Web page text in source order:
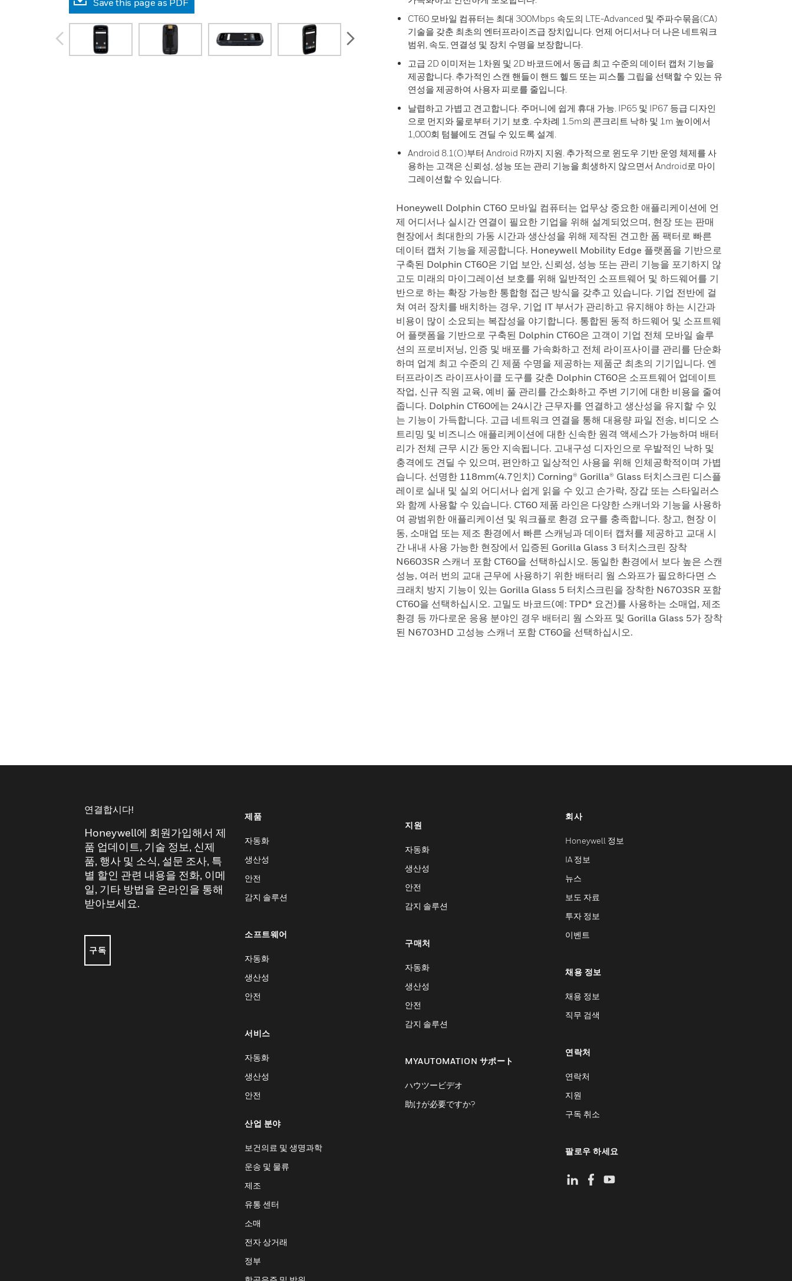
Save this page as PDF
CT60 모바일 컴퓨터는 최대 300Mbps 속도의 LTE-Advanced 및 주파수묶음(CA)
기술을 갖춘 최초의 엔터프라이즈급 장치입니다. 언제 어디서나 더 나은 네트워크
범위, 속도, 연결성 및 장치 수명을 보장합니다.
고급 2D 이미저는 1차원 및 2D 바코드에서 동급 최고 수준의 데이터 캡처 기능을
제공합니다. 추가적인 스캔 핸들이 핸드 헬드 또는 피스톨 그립을 선택할 수 있는 유
연성을 제공하여 사용자 피로를 줄입니다.
날렵하고 가볍고 견고합니다. 주머니에 쉽게 휴대 가능. IP65 및 IP67 등급 디자인
으로 먼지와 물로부터 기기 보호. 수차례 1.5m의 콘크리트 낙하 및 1m 높이에서
1,000회 텀블에도 견딜 수 있도록 설계.
Android 8.1(O)부터 Android R까지 지원. 추가적으로 윈도우 기반 운영 체제를 사
용하는 고객은 신뢰성, 성능 또는 관리 기능을 희생하지 않으면서 Android로 마이
그레이션할 수 있습니다.
Honeywell Dolphin CT60 모바일 컴퓨터는 업무상 중요한 애플리케이션에 언
제 어디서나 실시간 연결이 필요한 기업을 위해 설계되었으며, 현장 또는 판매
현장에서 최대한의 가동 시간과 생산성을 위해 제작된 견고한 폼 팩터로 빠른
데이터 캡처 기능을 제공합니다. Honeywell Mobility Edge 플랫폼을 기반으로
구축된 Dolphin CT60은 기업 보안, 신뢰성, 성능 또는 관리 기능을 포기하지 않
고도 미래의 마이그레이션 보호를 위해 일반적인 소프트웨어 및 하드웨어를 기
반으로 하는 확장 가능한 통합형 접근 방식을 갖추고 있습니다. 기업 전반에 걸
쳐 여러 장치를 배치하는 경우, 기업 IT 부서가 관리하고 유지해야 하는 시간과
비용이 많이 소요되는 복잡성을 야기합니다. 통합된 동적 하드웨어 및 소프트웨
어 플랫폼을 기반으로 구축된 Dolphin CT60은 고객이 기업 전체 모바일 솔루
션의 프로비저닝, 인증 및 배포를 가속화하고 전체 라이프사이클 관리를 단순화
하며 업계 최고 수준의 긴 제품 수명을 제공하는 제품군 최초의 기기입니다. 엔
터프라이즈 라이프사이클 도구를 갖춘 Dolphin CT60은 소프트웨어 업데이트
작업, 신규 직원 교육, 예비 풀 관리를 간소화하고 주변 기기에 대한 비용을 줄여
줍니다. Dolphin CT60에는 24시간 근무자를 연결하고 생산성을 유지할 수 있
는 기능이 가득합니다. 고급 네트워크 연결을 통해 대용량 파일 전송, 비디오 스
트리밍 및 비즈니스 애플리케이션에 대한 신속한 원격 액세스가 가능하며 배터
리가 전체 근무 시간 동안 지속됩니다. 고내구성 디자인으로 우발적인 낙하 및
충격에도 견딜 수 있으며, 편안하고 일상적인 사용을 위해 인체공학적이며 가볍
습니다. 선명한 118mm(4.7인치) Corning® Gorilla® Glass 터치스크린 디스플
레이로 실내 및 실외 어디서나 쉽게 읽을 수 있고 손가락, 장갑 또는 스타일러스
와 함께 사용할 수 있습니다. CT60 제품 라인은 다양한 스캐너와 기능을 사용하
여 광범위한 애플리케이션 및 워크플로 환경 요구를 충족합니다. 창고, 현장 이
동, 소매업 또는 제조 환경에서 빠른 스캐닝과 데이터 캡처를 제공하고 교대 시
간 내내 사용 가능한 현장에서 입증된 Gorilla Glass 3 터치스크린 장착
N6603SR 스캐너 포함 CT60을 선택하십시오. 동일한 환경에서 보다 높은 스캔
성능, 여러 번의 교대 근무에 사용하기 위한 배터리 웜 스와프가 필요하다면 스
크래치 방지 기능이 있는 Gorilla Glass 5 터치스크린을 장착한 N6703SR 포함
CT60을 선택하십시오. 고밀도 바코드(예: TPD* 요건)를 사용하는 소매업, 제조
환경 등 까다로운 응용 분야인 경우 배터리 웜 스와프 및 Gorilla Glass 5가 장착
된 N6703HD 고성능 스캐너 포함 CT60을 선택하십시오.
연결합시다!
Honeywell에 회원가입해서 제
품 업데이트, 기술 정보, 신제
품, 행사 및 소식, 설문 조사, 특
별 할인 관련 내용을 전화, 이메
일, 기타 방법을 온라인을 통해
받아보세요.
구독
제품
자동화
생산성
안전
감지 솔루션
소프트웨어
자동화
생산성
안전
서비스
자동화
생산성
안전
산업 분야
보건의료 및 생명과학
운송 및 물류
제조
유통 센터
소매
전자 상거래
정부
지원
자동화
생산성
안전
감지 솔루션
구매처
자동화
생산성
안전
감지 솔루션
MYAUTOMATION サポート
ハウツービデオ
助けが必要ですか?
회사
Honeywell 정보
IA 정보
뉴스
보도 자료
투자 정보
이벤트
채용 정보
채용 정보
직무 검색
연락처
연락처
지원
구독 취소
팔로우 하세요